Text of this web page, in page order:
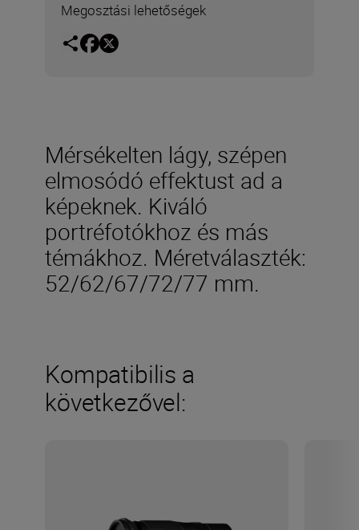
Megosztási lehetőségek
Mérsékelten lágy, szépen
elmosódó effektust ad a
képeknek. Kiváló
portréfotókhoz és más
témákhoz. Méretválaszték:
52/62/67/72/77 mm.
Kompatibilis a
következővel: